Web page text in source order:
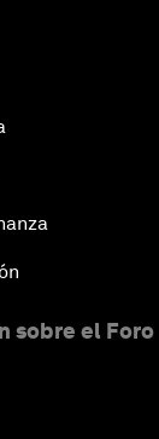
sobre el Foro